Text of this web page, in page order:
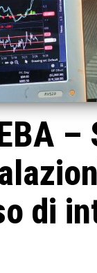
–
di